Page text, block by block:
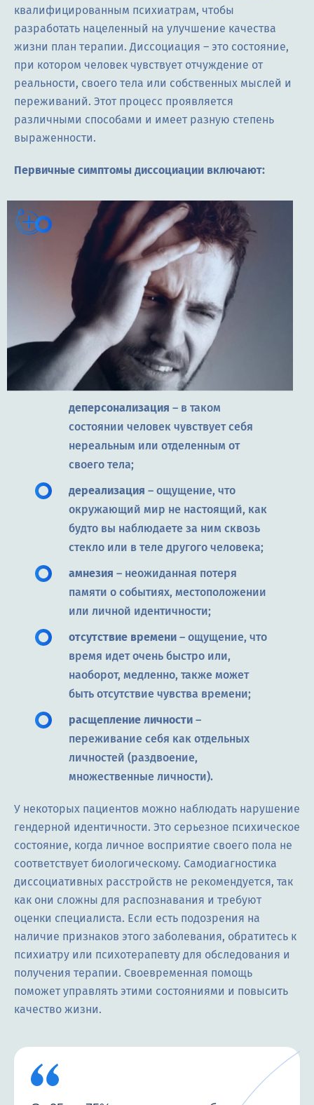
квалифицированным психиатрам, чтобы
разработать нацеленный на улучшение качества
жизни план терапии. Диссоциация – это состояние,
при котором человек чувствует отчуждение от
реальности, своего тела или собственных мыслей и
переживаний. Этот процесс проявляется
различными способами и имеет разную степень
выраженности.
Первичные симптомы диссоциации включают:
деперсонализация – в таком
состоянии человек чувствует себя
нереальным или отделенным от
своего тела;
дереализация – ощущение, что
окружающий мир не настоящий, как
будто вы наблюдаете за ним сквозь
стекло или в теле другого человека;
амнезия – неожиданная потеря
памяти о событиях, местоположении
или личной идентичности;
отсутствие времени – ощущение, что
время идет очень быстро или,
наоборот, медленно, также может
быть отсутствие чувства времени;
расщепление личности –
переживание себя как отдельных
личностей (раздвоение,
множественные личности).
У некоторых пациентов можно наблюдать нарушение
гендерной идентичности. Это серьезное психическое
состояние, когда личное восприятие своего пола не
соответствует биологическому. Самодиагностика
диссоциативных расстройств не рекомендуется, так
как они сложны для распознавания и требуют
оценки специалиста. Если есть подозрения на
наличие признаков этого заболевания, обратитесь к
психиатру или психотерапевту для обследования и
получения терапии. Своевременная помощь
поможет управлять этими состояниями и повысить
качество жизни.